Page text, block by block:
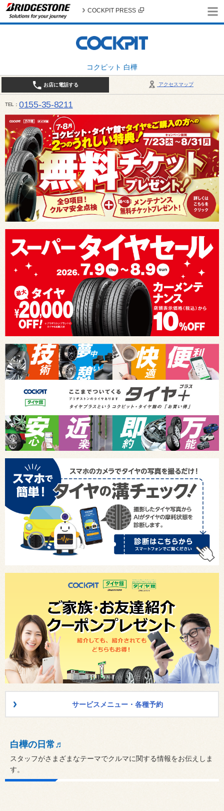
コクピット 白樺
COCKPIT PRESS
アクセスマップ
お店に電話する
TEL 0155-35-8211
10:00～18:30 （作業受付17:30最終） / 定休日：7月定休日 1日、7日、8日、14日、15日、21
サービスメニュー・各種予約
白樺の日常♬
スタッフがさまざまなテーマでクルマに関する情報をお伝えしま
す。